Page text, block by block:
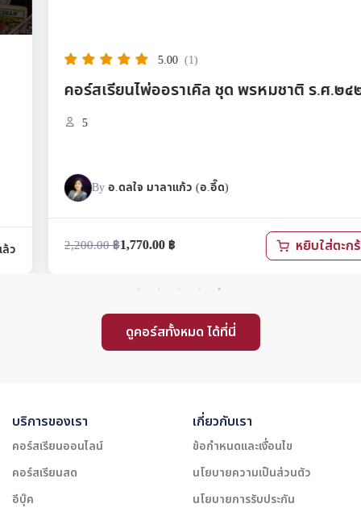
5.00 (1)
คอร์สเรียนไพ่ออราเคิล ชุด พรหมชาติ ร.ศ.๒๔๒
By อ.ดลใจ มาลาแก้ว (อ.อี๊ด)
2,200.00฿1,770.00฿ หยิบใส่ตะกร้า
ดูคอร์สทั้งหมด ได้ที่นี่
บริการของเรา
คอร์สเรียนออนไลน์
คอร์สเรียนสด
อีบุ๊ค
เกี่ยวกับเรา
ข้อกำหนดและเงื่อนไข
นโยบายความเป็นส่วนตัว
นโยบายการรับประกัน